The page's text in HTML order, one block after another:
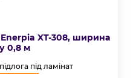
Enerpia XT-308, ширина
0,8 м
під ламінат